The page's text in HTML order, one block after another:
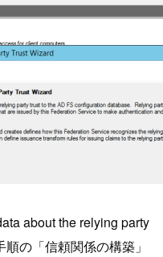
about the relying party
の「信頼関係の構築」